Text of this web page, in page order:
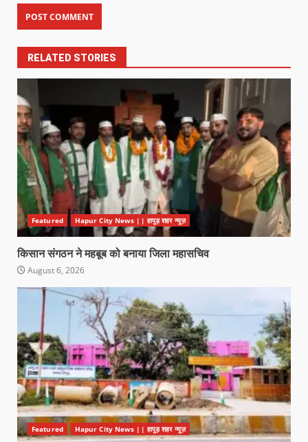
RELATED STORIES
Featured Hapur City News || हापुड़ शहर न्यूज़
किसान संगठन ने महबूब को बनाया जिला महासचिव
August 6, 2026
Featured Hapur City News || हापुड़ शहर न्यूज़